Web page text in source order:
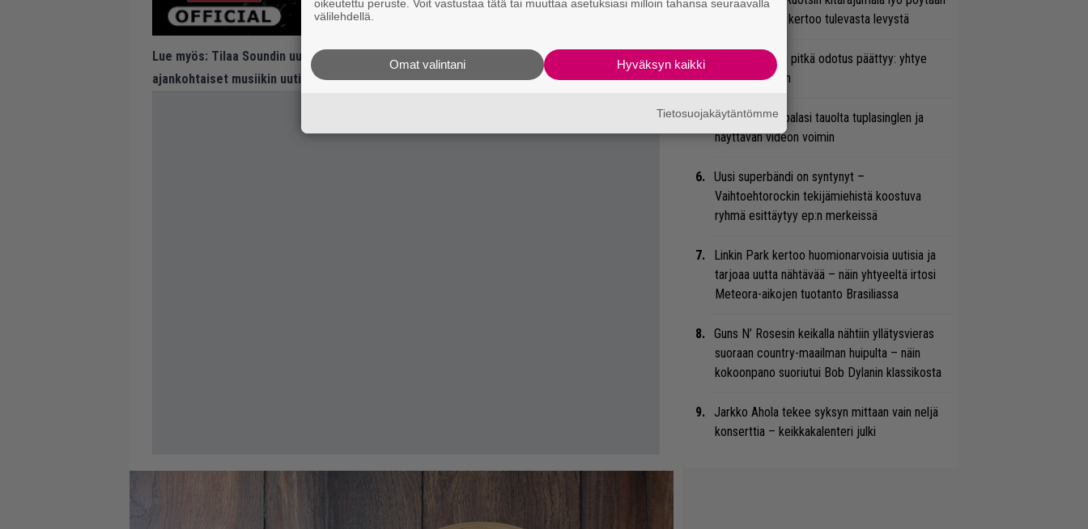
Lue myös: Tilaa Soundin uutiskirje ja tiedät mistä kahvitauolla puhutaan! Nappaa
ajankohtaiset musiikin uutiset ja puheenaiheet suoraan sähköpostiin tästä.
uuden biisin ja kertoo tulevasta levystä
Weezer-fanien pitkä odotus päättyy: yhtye
tulee Suomeen
Blind Channel palasi tauolta tuplasinglen ja
näyttävän videon voimin
Uusi superbändi on syntynyt –
Vaihtoehtorockin tekijämiehistä koostuva
ryhmä esittäytyy ep:n merkeissä
Linkin Park kertoo huomionarvoisia uutisia ja
tarjoaa uutta nähtävää – näin yhtyeeltä irtosi
Meteora-aikojen tuotanto Brasiliassa
Guns N’ Rosesin keikalla nähtiin yllätysvieras
suoraan country-maailman huipulta – näin
kokoonpano suoriutui Bob Dylanin klassikosta
Jarkko Ahola tekee syksyn mittaan vain neljä
konserttia – keikkakalenteri julki
oikeutettu peruste. Voit vastustaa tätä tai muuttaa asetuksiasi milloin tahansa seuraavalla
välilehdellä.
Hyväksyn kaikki
Omat valintani
Tietosuojakäytäntömme